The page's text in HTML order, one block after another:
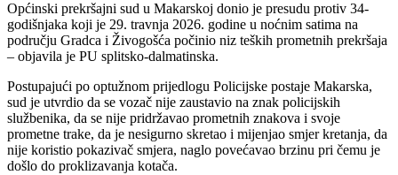
Općinski prekršajni sud u Makarskoj donio je presudu protiv 34-
godišnjaka koji je 29. travnja 2026. godine u noćnim satima na
području Gradca i Živogošća počinio niz teških prometnih prekršaja
– objavila je PU splitsko-dalmatinska.
Postupajući po optužnom prijedlogu Policijske postaje Makarska,
sud je utvrdio da se vozač nije zaustavio na znak policijskih
službenika, da se nije pridržavao prometnih znakova i svoje
prometne trake, da je nesigurno skretao i mijenjao smjer kretanja, da
nije koristio pokazivač smjera, naglo povećavao brzinu pri čemu je
došlo do proklizavanja kotača.